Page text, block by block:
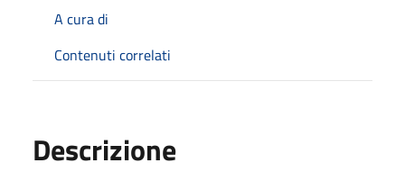
A cura di
Contenuti correlati
Descrizione